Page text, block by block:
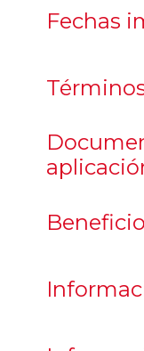
Fechas